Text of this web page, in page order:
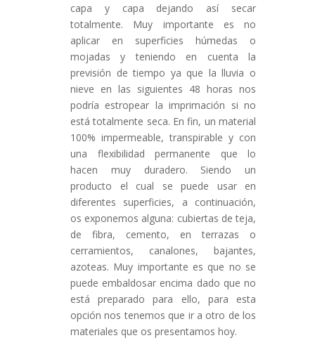
capa y capa dejando así secar
totalmente. Muy importante es no
aplicar en superficies húmedas o
mojadas y teniendo en cuenta la
previsión de tiempo ya que la lluvia o
nieve en las siguientes 48 horas nos
podría estropear la imprimación si no
está totalmente seca. En fin, un material
100% impermeable, transpirable y con
una flexibilidad permanente que lo
hacen muy duradero. Siendo un
producto el cual se puede usar en
diferentes superficies, a continuación,
os exponemos alguna: cubiertas de teja,
de fibra, cemento, en terrazas o
cerramientos, canalones, bajantes,
azoteas. Muy importante es que no se
puede embaldosar encima dado que no
está preparado para ello, para esta
opción nos tenemos que ir a otro de los
materiales que os presentamos hoy.